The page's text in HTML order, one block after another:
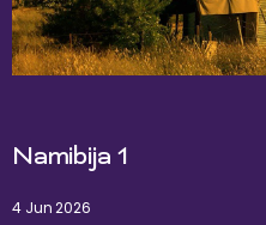
Namibija 1
4 Jun 2026